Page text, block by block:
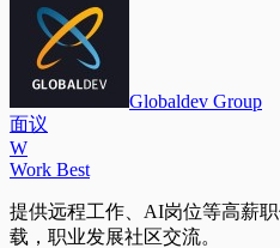
Globaldev Group
面议
W
Work Best
提供远程工作、AI岗位等高薪
载，职业发展社区交流。